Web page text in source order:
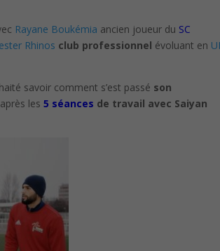
Rayane Boukémia ancien joueur du SC
Rhinos club professionnel évoluant en
savoir comment s’est passé son
après les5 séances de travail avec Saiyan